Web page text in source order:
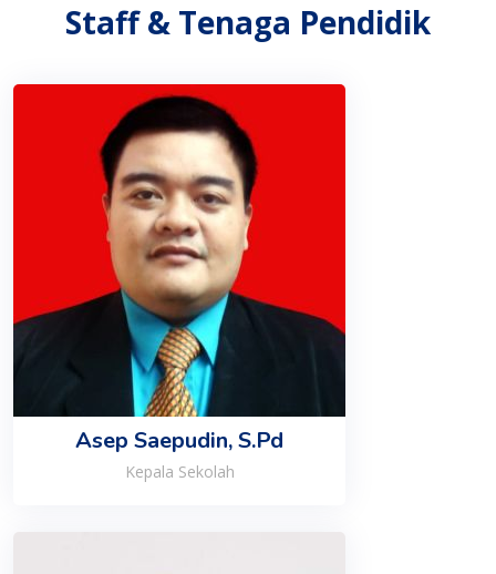
Staff & Tenaga Pendidik
Asep Saepudin, S.Pd
Kepala Sekolah